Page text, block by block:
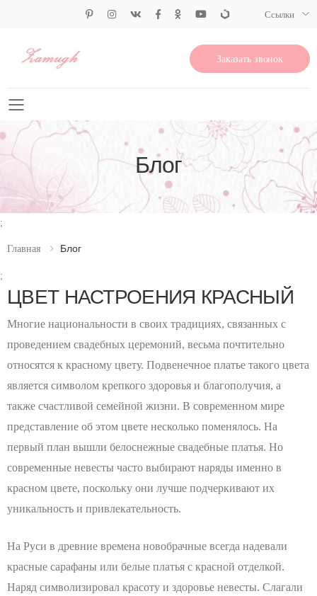
Ссылки
Заказать звонок
Свернуть меню
Блог
;
Главная Блог
;
ЦВЕТ НАСТРОЕНИЯ КРАСНЫЙ
Многие национальности в своих традициях, связанных с
проведением свадебных церемоний, весьма почтительно
относятся к красному цвету. Подвенечное платье такого цвета
является символом крепкого здоровья и благополучия, а
также счастливой семейной жизни. В современном мире
представление об этом цвете несколько поменялось. На
первый план вышли белоснежные свадебные платья. Но
современные невесты часто выбирают наряды именно в
красном цвете, поскольку они лучше подчеркивают их
уникальность и привлекательность.
На Руси в древние времена новобрачные всегда надевали
красные сарафаны или белые платья с красной отделкой.
Наряд символизировал красоту и здоровье невесты. Слагали